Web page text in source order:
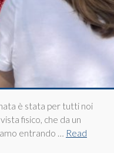
è stata per tutti noi
fisico, che da un
entrando … Read